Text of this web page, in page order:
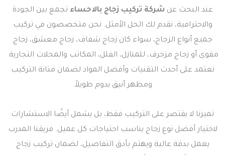
عند البحث عن شركة تركيب زجاج بالاحساء تجمع بين الجودة
والاحترافية، نقدم لك الحل الأمثل. نحن متخصصون في تركيب
جميع أنواع الزجاج، سواء كان زجاج شفاف، زجاج معشق، زجاج
مقوى أو زجاج مزخرف، للمنازل، الفلل، المكاتب والمحلات التجارية.
نعتمد على أحدث التقنيات وأفضل المواد لضمان متانة التركيب
ومظهر أنيق يدوم طويلاً.
تميزنا لا يقتصر على التركيب فقط، بل يشمل أيضًا الاستشارات
لاختيار أفضل نوع زجاج يناسب احتياجات كل عميل. فريقنا المدرب
يعمل بدقة عالية ويهتم بأدق التفاصيل، لضمان تركيب زجاج